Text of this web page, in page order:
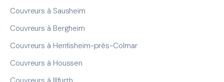
Couvreurs à Sausheim
Couvreurs à Bergheim
Couvreurs à Herrlisheim-près-Colmar
Couvreurs à Houssen